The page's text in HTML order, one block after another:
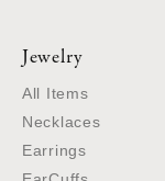
Jewelry
All Items
Necklaces
Earrings